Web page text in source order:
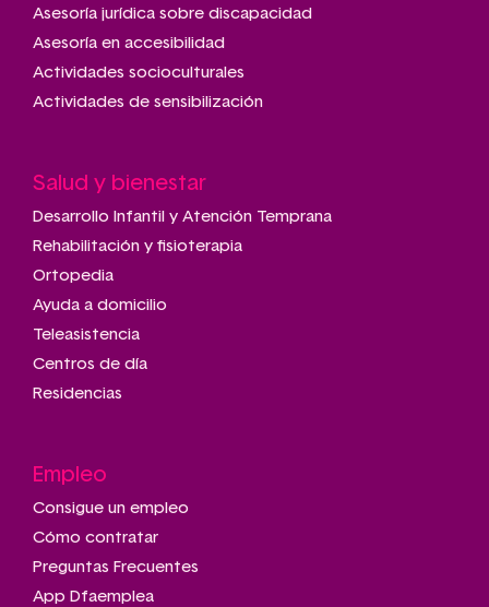
Asesoría jurídica sobre discapacidad
Asesoría en accesibilidad
Actividades socioculturales
Actividades de sensibilización
Salud y bienestar
Desarrollo Infantil y Atención Temprana
Rehabilitación y fisioterapia
Ortopedia
Ayuda a domicilio
Teleasistencia
Centros de día
Residencias
Empleo
Consigue un empleo
Cómo contratar
Preguntas Frecuentes
App Dfaemplea